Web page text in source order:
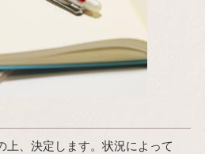
上、決定します。状況によって